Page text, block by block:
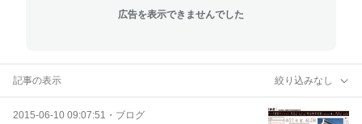
広告を表示できませんでした
記事の表示 絞り込みなし
2015-06-10 09:07:51 ・ ブログ